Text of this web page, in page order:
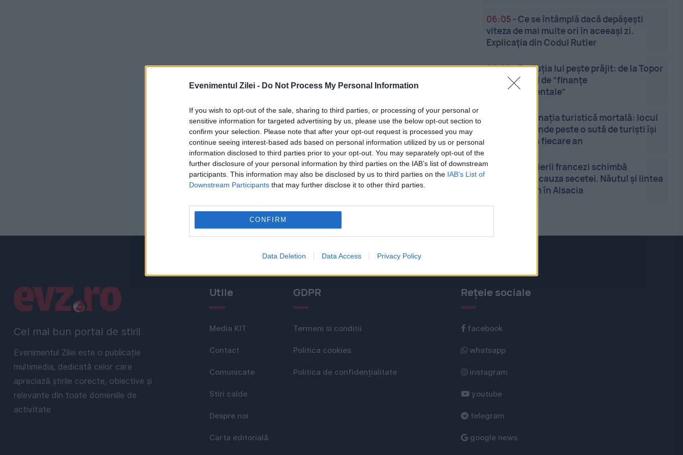
Evenimentul Zilei - Do Not Process My Personal Information
If you wish to opt-out of the sale, sharing to third parties, or processing of your personal or
sensitive information for targeted advertising by us, please use the below opt-out section to
confirm your selection. Please note that after your opt-out request is processed you may
continue seeing interest-based ads based on personal information utilized by us or personal
information disclosed to third parties prior to your opt-out. You may separately opt-out of the
further disclosure of your personal information by third parties on the IAB’s list of downstream
participants. This information may also be disclosed by us to third parties on the IAB’s List of
Downstream Participants that may further disclose it to other third parties.
CONFIRM
Data Deletion Data Access Privacy Policy
06:05 -Ce se întâmplă dacă depășești
viteza de mai multe ori în aceeași zi.
Explicația din Codul Rutier
00:20-Evoluția lui pește prăjit: de la Topor
la profesorul de ”finanțe
comportamentale”
Destinația turistică mortală: locul
din Europa unde peste o sută de turiști își
pierd viața în fiecare an
23:46
Fermierii francezi schimbă
culturile din cauza secetei. Năutul și lintea
câștigă teren în Alsacia
Cel mai bun portal de stiri!
Evenimentul Zilei este o publicație
multimedia, dedicată celor care
apreciază știrile corecte, obiective și
relevante din toate domeniile de
activitate
Linkuri utile Utile
Media KIT
Contact
Comunicate
Stiri calde
Despre noi
Carta editorială
GDPR
Termeni si conditii
Politica cookies
Politica de confidențialitate
Rețele sociale
facebook
whatsapp
instagram
youtube
telegram
google news